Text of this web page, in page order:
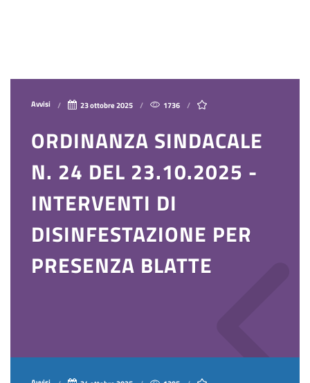
Avvisi 23 ottobre 2025 1736
ORDINANZA SINDACALE
N. 24 DEL 23.10.2025 -
INTERVENTI DI
DISINFESTAZIONE PER
PRESENZA BLATTE